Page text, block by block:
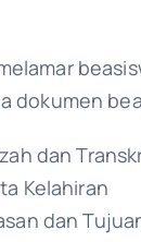
dokumen
dan
Kelahiran
dan